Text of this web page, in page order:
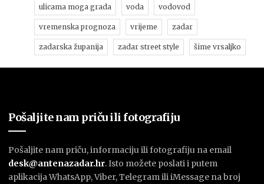
ulicama moga grada voda vodovod
vremenska prognoza vrijeme zadar
zadarska županija zadar street style šime vrsaljko
Pošaljite nam priču ili fotografiju
Pošaljite nam priču, informaciju ili fotografiju na email
desk@antenazadar.hr. Isto možete poslati i putem
aplikacija WhatsApp, Viber, Telegram ili iMessage na broj